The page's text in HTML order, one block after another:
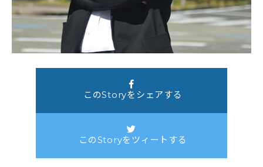
このStoryをシェアする
このStoryをツィートする